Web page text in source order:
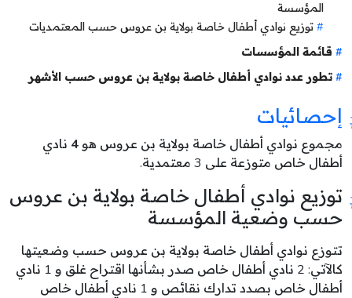
المؤسسة
توزيع نوادي أطفال خاصة بولاية بن عروس حسب المعتمديات
قائمة المؤسسات
تطور عدد نوادي أطفال خاصة بولاية بن عروس حسب الأشهر
إحصائيات
مجموع نوادي أطفال خاصة بولاية بن عروس هو 4 نادي
أطفال خاص متوزعة على 3 معتمدية.
توزيع نوادي أطفال خاصة بولاية بن عروس
حسب وضعية المؤسسة
تتوزع نوادي أطفال خاصة بولاية بن عروس حسب وضعيتها
كالآتي: 2 نادي أطفال خاص صدر بشأنها اقتراح غلق و 1 نادي
أطفال خاص بصدد تدارك نقائص و 1 نادي أطفال خاص